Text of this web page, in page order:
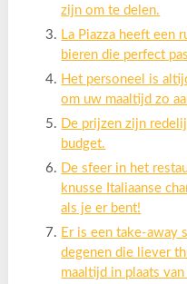
zijn om te delen.
La Piazza heeft een
bieren die perfect
Het personeel is
om uw maaltijd zo
De prijzen zijn
budget.
De sfeer in het
knusse Italiaanse
als je er bent!
Er is een take-away
degenen die liever
maaltijd in plaats